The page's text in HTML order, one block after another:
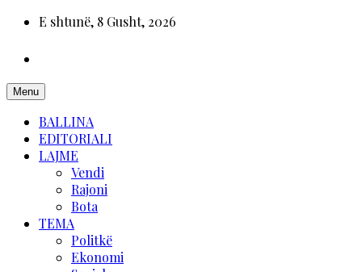
E shtunë, 8 Gusht, 2026
Menu
BALLINA
EDITORIALI
LAJME
Vendi
Rajoni
Bota
TEMA
Politkë
Ekonomi